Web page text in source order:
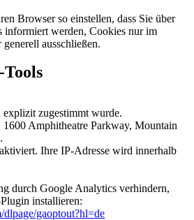
Browser so einstellen, dass Sie über
informiert werden, Cookies nur im
ausschließen.
Tools
zugestimmt wurde.
Amphitheatre Parkway, Mountain
Ihre IP-Adresse wird innerhalb
durch Google Analytics verhindern,
installieren:
gaoptout?hl=de